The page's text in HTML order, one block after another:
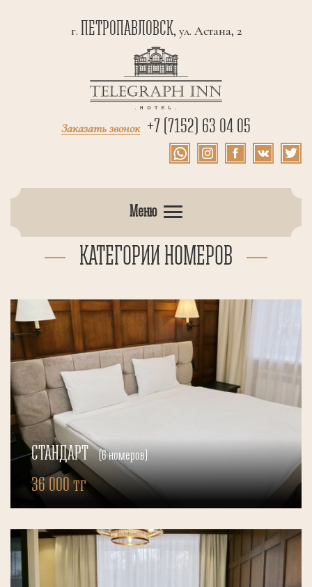
г. ПЕТРОПАВЛОВСК, ул. Астана, 2
Заказать звонок +7 (7152) 63 04 05
Меню
КАТЕГОРИИ НОМЕРОВ
СТАНДАРТ (6 номеров)
36 000 тг